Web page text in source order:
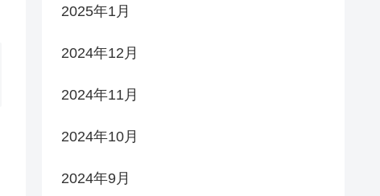
2025年1月
2024年12月
2024年11月
2024年10月
2024年9月